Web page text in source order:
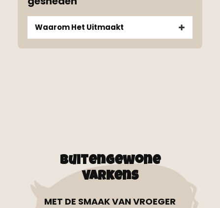
Waarom Het Uitmaakt
Buitengewone
varkens
MET DE SMAAK VAN VROEGER